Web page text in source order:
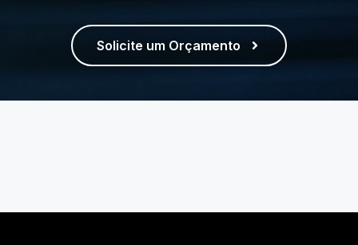
Solicite um Orçamento